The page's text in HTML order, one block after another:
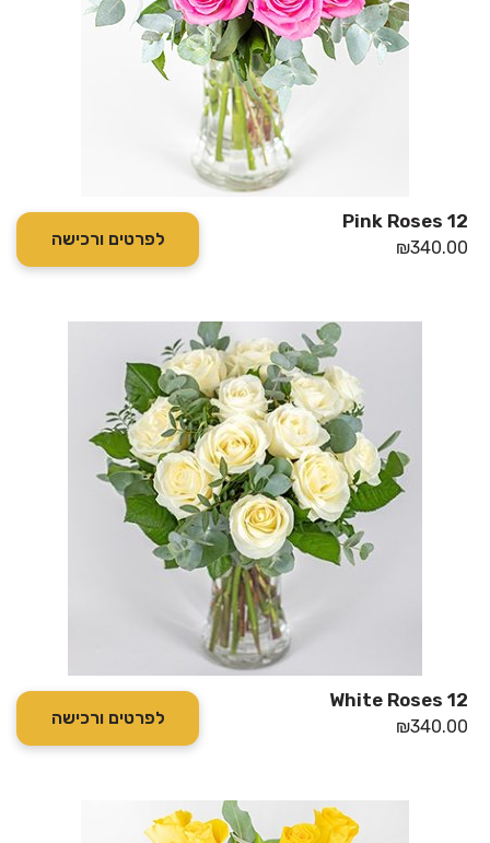
12 Pink Roses
₪340.00 לפרטים ורכישה
12 White Roses
₪340.00 לפרטים ורכישה